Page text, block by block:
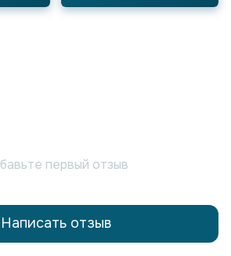
первый отзыв
Написать отзыв